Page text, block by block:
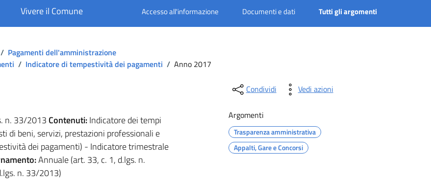
Vivere il Comune Accesso all'informazione Documenti e dati Tutti gli argomenti
/ Pagamenti dell'amministrazione
/ Indicatore di tempestività dei pagamenti / Anno 2017
n. 33/2013 Contenuti:Indicatore dei tempi
di beni, servizi, prestazioni professionali e
dei pagamenti) - Indicatore trimestrale
Annuale (art. 33, c. 1, d.lgs. n.
n. 33/2013)
Condividi Vedi azioni
Argomenti
Trasparenza amministrativa
Appalti, Gare e Concorsi